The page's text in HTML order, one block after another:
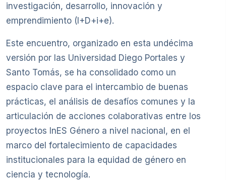
investigación, desarrollo, innovación y
emprendimiento (I+D+i+e).
Este encuentro, organizado en esta undécima
versión por las Universidad Diego Portales y
Santo Tomás, se ha consolidado como un
espacio clave para el intercambio de buenas
prácticas, el análisis de desafíos comunes y la
articulación de acciones colaborativas entre los
proyectos InES Género a nivel nacional, en el
marco del fortalecimiento de capacidades
institucionales para la equidad de género en
ciencia y tecnología.